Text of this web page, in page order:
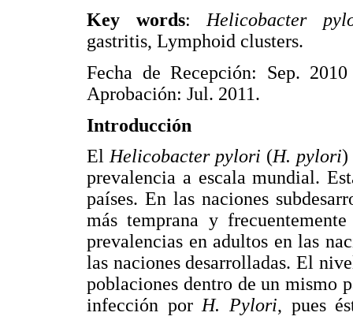
Key words:Helicobacter
gastritis, Lymphoid clusters.
Fecha de Recepción: Sep.
Aprobación: Jul. 2011.
Introducción
ElHelicobacter pylori (H. pylori)
prevalencia a escala mundial.
países. En las naciones
más temprana y
prevalencias en adultos en las
las naciones desarrolladas. El
poblaciones dentro de un mismo
infección porH. Pylori, pues